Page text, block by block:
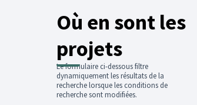
Où en sont les
projets
Le formulaire ci-dessous filtre
dynamiquement les résultats de la
recherche lorsque les conditions de
recherche sont modifiées.